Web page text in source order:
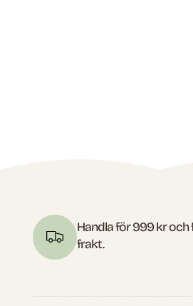
Handla för 999 kr och
frakt.